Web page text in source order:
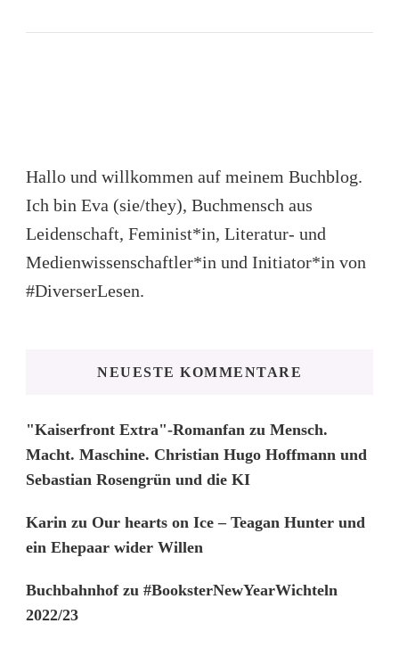
Hallo und willkommen auf meinem Buchblog.
Ich bin Eva (sie/they), Buchmensch aus
Leidenschaft, Feminist*in, Literatur- und
Medienwissenschaftler*in und Initiator*in von
#DiverserLesen.
NEUESTE KOMMENTARE
"Kaiserfront Extra"-Romanfan zu Mensch.
Macht. Maschine. Christian Hugo Hoffmann und
Sebastian Rosengrün und die KI
Karin zu Our hearts on Ice – Teagan Hunter und
ein Ehepaar wider Willen
Buchbahnhofzu #BooksterNewYearWichteln
2022/23